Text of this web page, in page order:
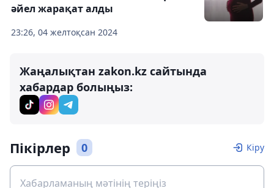
23:26, 04 желтоқсан 2024
әйел жарақат алды
Жаңалықтан zakon.kz сайтында
хабардар болыңыз:
Пікірлер 0 Кіру